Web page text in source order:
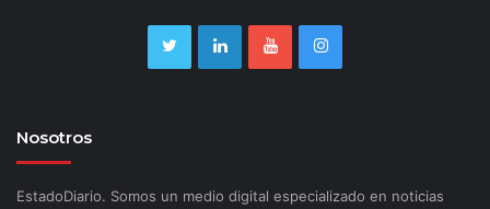
Nosotros
EstadoDiario. Somos un medio digital especializado en noticias